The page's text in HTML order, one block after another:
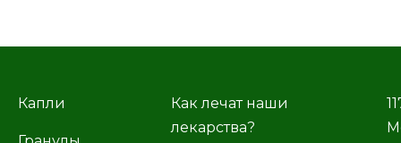
Капли
Как лечат наши
лекарства?